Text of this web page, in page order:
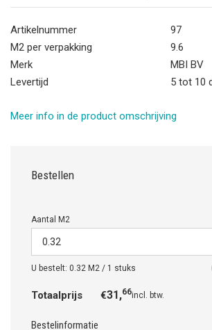
Artikelnummer
97
M2 per verpakking
9.6
Merk
MBI BV
Levertijd
5 tot 10
Meer info in de product omschrijving
Bestellen
Aantal M2
U bestelt: 0.32 M2 / 1 stuks
Totaalprijs €31,66incl. btw.
Bestelinformatie